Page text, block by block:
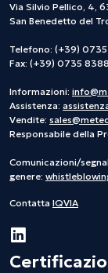
Via Silvio Pellico, 4,
San Benedetto del
Telefono: (+39)
Fax: (+39) 0735
Informazioni:
Assistenza:
Vendite:
Responsabile della
Comunicazioni/
genere:
Contatta IQVIA